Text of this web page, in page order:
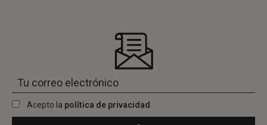
Acepto la política de privacidad